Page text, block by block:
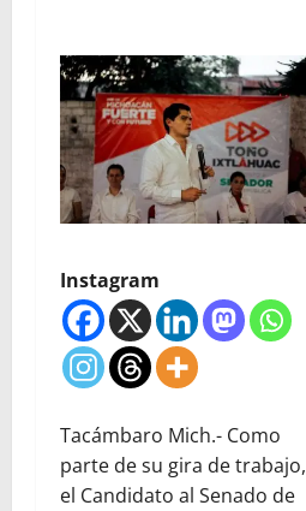
Instagram
Tacámbaro Mich.- Como
parte de su gira de trabajo,
el Candidato al Senado de